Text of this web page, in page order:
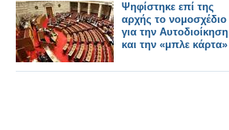
Ψηφίστηκε επί της
αρχής το νομοσχέδιο
για την Αυτοδιοίκηση
και την «μπλε κάρτα»